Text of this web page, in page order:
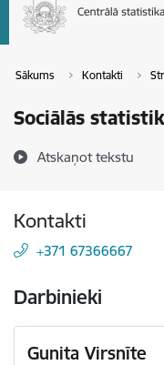
Sākums Kontakti
Sociālās
Atskaņot tekstu
Kontakti
+371 67366667
Darbinieki
Gunita Virsnīte